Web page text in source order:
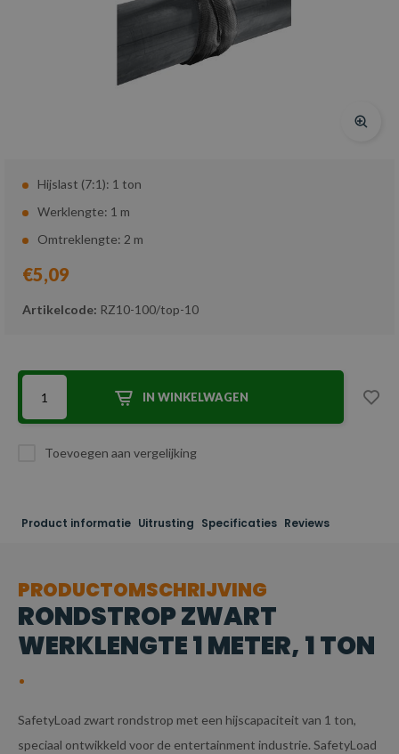
Hijslast (7:1): 1 ton
Werklengte: 1 m
Omtreklengte: 2 m
€5,09
Artikelcode: RZ10-100/top-10
IN WINKELWAGEN
Toevoegen aan vergelijking
Product informatie Uitrusting Specificaties Reviews
PRODUCTOMSCHRIJVING
RONDSTROP ZWART
WERKLENGTE 1 METER, 1 TON
SafetyLoad zwart rondstrop met een hijscapaciteit van 1 ton,
speciaal ontwikkeld voor de entertainment industrie. SafetyLoad